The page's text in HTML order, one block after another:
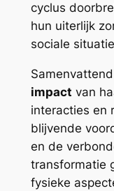
cyclus
hun uiterlijk
sociale
impact van
interacties en
blijvende
en de
transformatie
fysieke